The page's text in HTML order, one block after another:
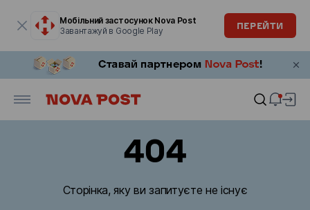
Мобільний застосунок Nova Post
Завантажуй в Google Play
ПЕРЕЙТИ
404
Сторінка, яку ви запитуєте не існує